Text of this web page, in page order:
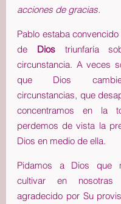
acciones de gracias.
Pablo estaba
de Dios triunfaría
circunstancia. A veces
que Dios
circunstancias, que
concentramos en la
perdemos de vista la
Dios en medio de ella.
Pidamos a Dios que
cultivar en nosotras
agradecido por Su